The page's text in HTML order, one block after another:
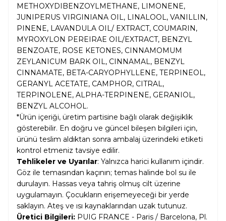
METHOXYDIBENZOYLMETHANE, LIMONENE,
JUNIPERUS VIRGINIANA OIL, LINALOOL, VANILLIN,
PINENE, LAVANDULA OIL/ EXTRACT, COUMARIN,
MYROXYLON PEREIRAE OIL/EXTRACT, BENZYL
BENZOATE, ROSE KETONES, CINNAMOMUM
ZEYLANICUM BARK OIL, CINNAMAL, BENZYL
CINNAMATE, BETA-CARYOPHYLLENE, TERPINEOL,
GERANYL ACETATE, CAMPHOR, CITRAL,
TERPINOLENE, ALPHA-TERPINENE, GERANIOL,
BENZYL ALCOHOL.
*Ürün içeriği, üretim partisine bağlı olarak değişiklik
gösterebilir. En doğru ve güncel bileşen bilgileri için,
ürünü teslim aldıktan sonra ambalaj üzerindeki etiketi
kontrol etmeniz tavsiye edilir.
Tehlikeler ve Uyarılar: Yalnızca harici kullanım içindir.
Göz ile temasından kaçının; temas halinde bol su ile
durulayın. Hassas veya tahriş olmuş cilt üzerine
uygulamayın. Çocukların erişemeyeceği bir yerde
saklayın. Ateş ve ısı kaynaklarından uzak tutunuz.
Üretici Bilgileri: PUIG FRANCE - Paris / Barcelona, Pl.